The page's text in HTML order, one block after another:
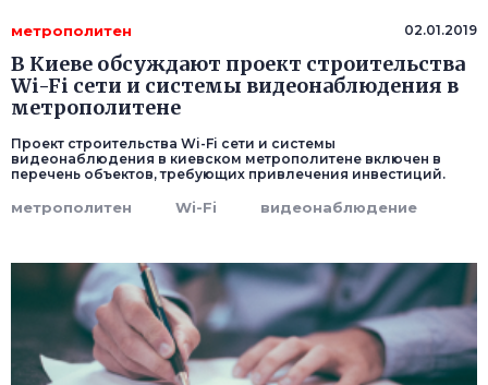
метрополитен 02.01.2019
В Киеве обсуждают проект строительства
Wi-Fi сети и системы видеонаблюдения в
метрополитене
Проект строительства Wi-Fi сети и системы
видеонаблюдения в киевском метрополитене включен в
перечень объектов, требующих привлечения инвестиций.
метрополитен Wi-Fi видеонаблюдение